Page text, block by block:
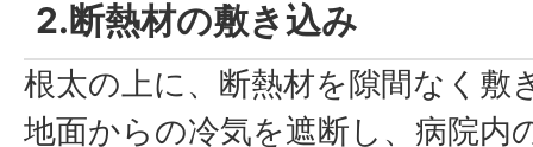
2.断熱材の敷き込み
根太の上に、断熱材を隙間なく敷
地面からの冷気を遮断し、病院内